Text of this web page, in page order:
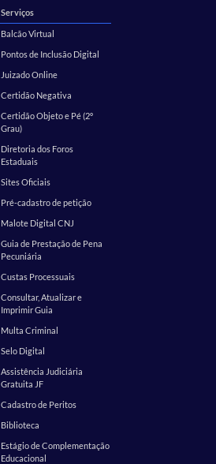
Serviços
Balcão Virtual
Pontos de Inclusão Digital
Juizado Online
Certidão Negativa
Certidão Objeto e Pé (2º
Grau)
Diretoria dos Foros
Estaduais
Sites Oficiais
Pré-cadastro de petição
Malote Digital CNJ
Guia de Prestação de Pena
Pecuniária
Custas Processuais
Consultar, Atualizar e
Imprimir Guia
Multa Criminal
Selo Digital
Assistência Judiciária
Gratuita JF
Cadastro de Peritos
Biblioteca
Estágio de Complementação
Educacional